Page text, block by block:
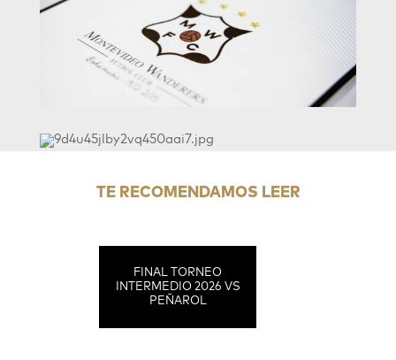
TE RECOMENDAMOS LEER
FINAL TORNEO
INTERMEDIO 2026 VS
PEÑAROL